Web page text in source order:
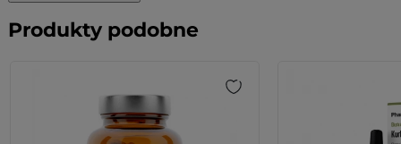
Produkty podobne